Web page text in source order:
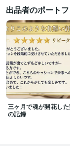
球を守護する他星人に
素粒子だった。次元・
スターシード覚醒と量
る経営者たち 神仏エ
統合 ガンマ波×宇宙
神秘 悟りとアセンシ
ポイントに還る叡智
換えられる 悟りの最
資格・検定
税理士 取得年 : 2016
メンタルケアカウンセ
Javaプログラミング
出品者のポート
三ヶ月で魂が開花し
の記録